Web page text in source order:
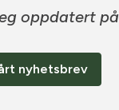
oppdatert
nyhetsbrev